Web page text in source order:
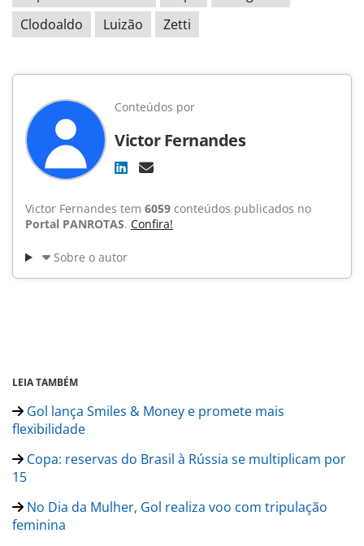
Clodoaldo
Luizão Zetti
Conteúdos por
Victor Fernandes
Victor Fernandes tem 6059 conteúdos publicados no
Portal PANROTAS. Confira!
Sobre o autor
LEIA TAMBÉM
Gol lança Smiles & Money e promete mais
flexibilidade
Copa: reservas do Brasil à Rússia se multiplicam por
15
No Dia da Mulher, Gol realiza voo com tripulação
feminina